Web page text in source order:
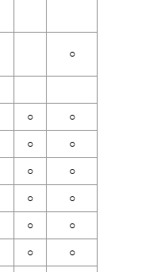
○
○ ○
○ ○
○ ○
○ ○
○ ○
○ ○